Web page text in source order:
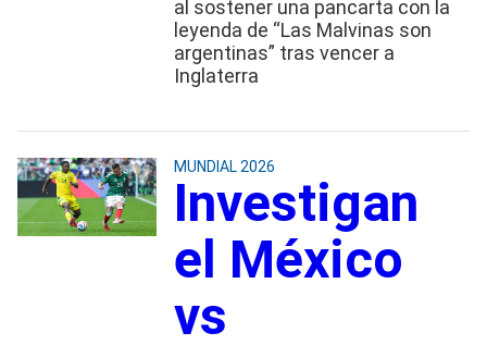
al sostener una pancarta con la
leyenda de “Las Malvinas son
argentinas” tras vencer a
Inglaterra
MUNDIAL 2026
Investigan
el México
vs